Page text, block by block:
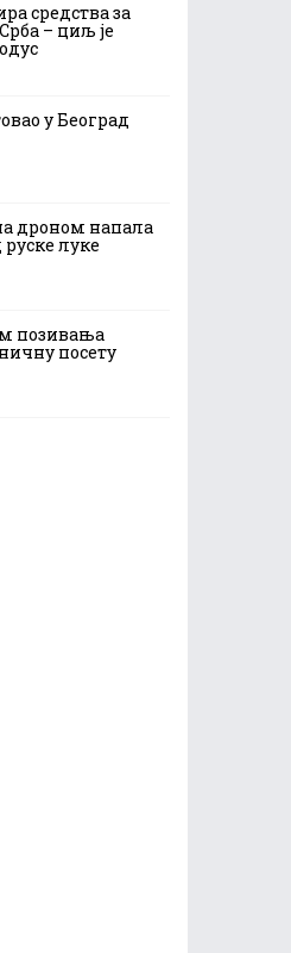
средства за
– циљ је
у Београд
дроном напала
луке
позивања
посету